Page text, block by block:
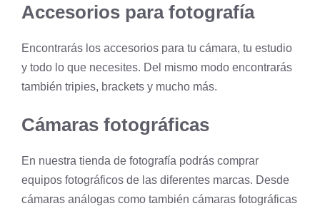
Accesorios para fotografía
Encontrarás los accesorios para tu cámara, tu estudio
y todo lo que necesites. Del mismo modo encontrarás
también tripies, brackets y mucho más.
Cámaras fotográficas
En nuestra tienda de fotografía podrás comprar
equipos fotográficos de las diferentes marcas. Desde
cámaras análogas como también cámaras fotográficas